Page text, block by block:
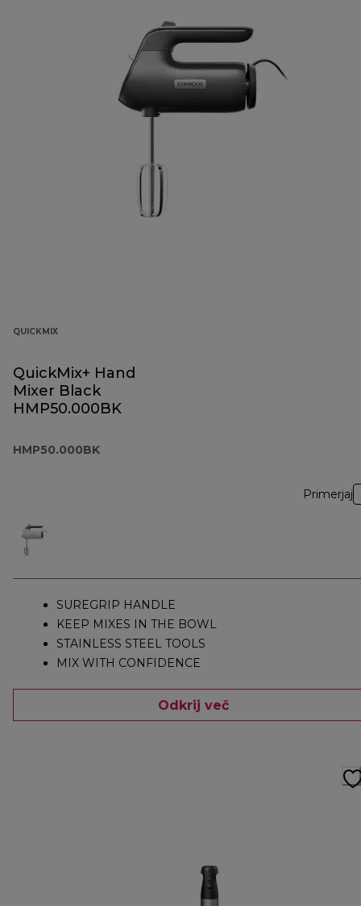
QUICKMIX
QuickMix+ Hand
Mixer Black
HMP50.000BK
HMP50.000BK
Primerjaj
SUREGRIP HANDLE
KEEP MIXES IN THE BOWL
STAINLESS STEEL TOOLS
MIX WITH CONFIDENCE
Odkrij več